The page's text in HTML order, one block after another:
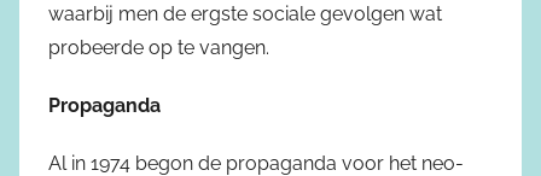
waarbij men de ergste sociale gevolgen wat
probeerde op te vangen.
Propaganda
Al in 1974 begon de propaganda voor het neo-